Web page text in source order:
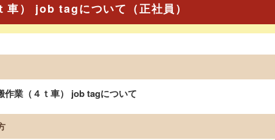
車） job tagについて（正社員）
作業（４ｔ車） job tagについて